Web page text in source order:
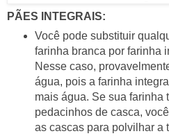
PÃES INTEGRAIS:
Você pode substituir
farinha branca por farinha
Nesse caso,
água, pois a farinha
mais água. Se sua farinha
pedacinhos de casca,
as cascas para polvilhar a